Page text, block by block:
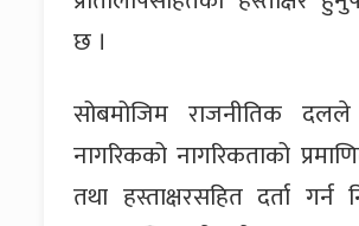
छ ।
सोबमोजिम राजनीतिक
नागरिकको नागरिकताको
तथा हस्ताक्षरसहित दर्ता गर्न